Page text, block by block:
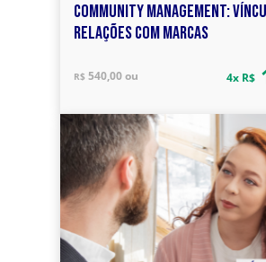
COMMUNITY MANAGEMENT:
RELAÇÕES COM MARCAS
R$ 540,00 ou 4x R$